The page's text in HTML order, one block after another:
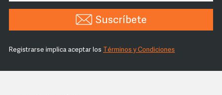
Suscríbete
Registrarse implica aceptar los Términos y Condiciones